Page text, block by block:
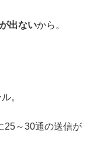
出ないから。
。
25～30通の送信が